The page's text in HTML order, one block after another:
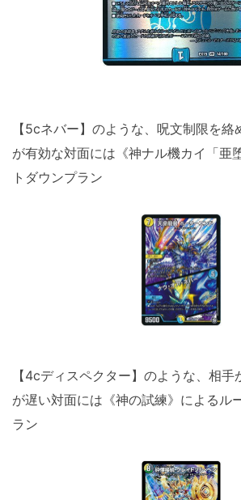
【5cネバー】のような、呪文制限を絡
が有効な対面には《神ナル機カイ「亜
トダウンプラン
【4cディスペクター】のような、相手
が遅い対面には《神の試練》によるル
ラン